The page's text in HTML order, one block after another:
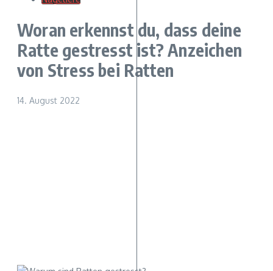
Woran erkennst du, dass deine
Ratte gestresst ist? Anzeichen
von Stress bei Ratten
14. August 2022